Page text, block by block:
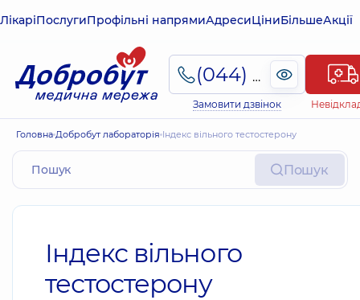
ЛікаріПослугиПрофільні напрямиАдресиЦіниБільшеАкції
(044) 495-2-888
Замовити дзвінок
Головна Добробут лабораторія Індекс вільного тестостерону
Пошук
Індекс вільного
тестостерону